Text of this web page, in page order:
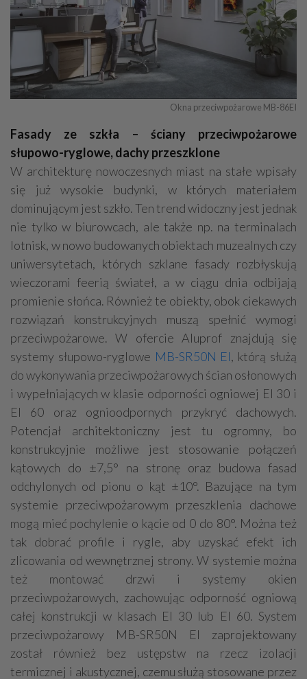
Okna przeciwpożarowe MB-86EI
Fasady ze szkła – ściany przeciwpożarowe
słupowo-ryglowe, dachy przeszklone
W architekturę nowoczesnych miast na stałe wpisały
się już wysokie budynki, w których materiałem
dominującym jest szkło. Ten trend widoczny jest jednak
nie tylko w biurowcach, ale także np. na terminalach
lotnisk, w nowo budowanych obiektach muzealnych czy
uniwersytetach, których szklane fasady rozbłyskują
wieczorami feerią świateł, a w ciągu dnia odbijają
promienie słońca. Również te obiekty, obok ciekawych
rozwiązań konstrukcyjnych muszą spełnić wymogi
przeciwpożarowe. W ofercie Aluprof znajdują się
systemy słupowo-ryglowe MB-SR50N EI, którą służą
do wykonywania przeciwpożarowych ścian osłonowych
i wypełniających w klasie odporności ogniowej EI 30 i
EI 60 oraz ognioodpornych przykryć dachowych.
Potencjał architektoniczny jest tu ogromny, bo
konstrukcyjnie możliwe jest stosowanie połączeń
kątowych do ±7,5° na stronę oraz budowa fasad
odchylonych od pionu o kąt ±10°. Bazujące na tym
systemie przeciwpożarowym przeszklenia dachowe
mogą mieć pochylenie o kącie od 0 do 80°. Można też
tak dobrać profile i rygle, aby uzyskać efekt ich
zlicowania od wewnętrznej strony. W systemie można
też montować drzwi i systemy okien
przeciwpożarowych, zachowując odporność ogniową
całej konstrukcji w klasach EI 30 lub EI 60. System
przeciwpożarowy MB-SR50N EI zaprojektowany
został również bez ustępstw na rzecz izolacji
termicznej i akustycznej, czemu służą stosowane przez